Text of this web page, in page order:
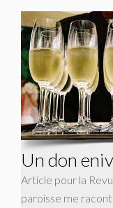
Un don
Article pour la
paroisse me